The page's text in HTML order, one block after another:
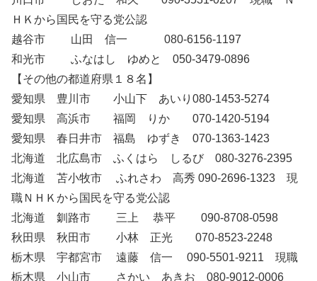
ＨＫから国民を守る党公認
越谷市 山田 信一 080-6156-1197
和光市 ふなはし ゆめと 050-3479-0896
【その他の都道府県１８名】
愛知県 豊川市 小山下 あいり080-1453-5274
愛知県 高浜市 福岡 りか 070-1420-5194
愛知県 春日井市 福島 ゆずき 070-1363-1423
北海道 北広島市 ふくはら しるび 080-3276-2395
北海道 苫小牧市 ふれさわ 高秀 090-2696-1323 現
職ＮＨＫから国民を守る党公認
北海道 釧路市 三上 恭平 090-8708-0598
秋田県 秋田市 小林 正光 070-8523-2248
栃木県 宇都宮市 遠藤 信一 090-5501-9211 現職
栃木県 小山市 さかい あきお 080-9012-0006